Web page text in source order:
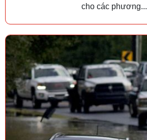
cho các phương...